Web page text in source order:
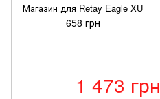
Магазин для Retay Eagle XU
658 грн
1 473 грн